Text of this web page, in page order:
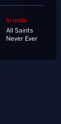
In onda
All Saints
Never Ever